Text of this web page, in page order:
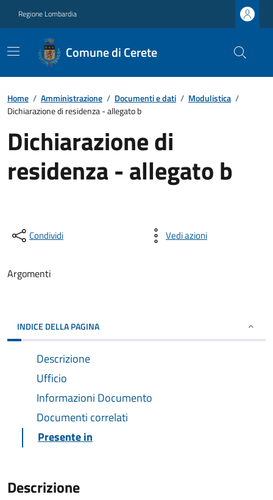
Regione Lombardia
Comune di Cerete
Home / Amministrazione / Documenti e dati / Modulistica /
Dichiarazione di residenza - allegato b
Dichiarazione di
residenza - allegato b
Condividi Vedi azioni
Argomenti
INDICE DELLA PAGINA
Descrizione
Ufficio
Informazioni Documento
Documenti correlati
Presente in
Descrizione